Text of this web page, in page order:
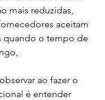
mais reduzidas,
aceitam
quando o tempo de
ao fazer o
é entender